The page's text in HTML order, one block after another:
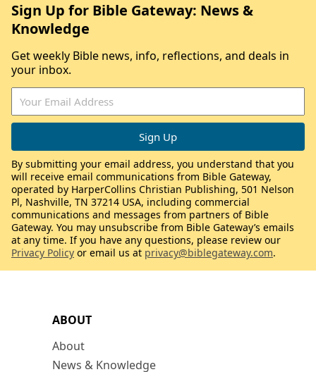
ABOUT
About
News & Knowledge
Sign Up for Bible Gateway: News &
Knowledge
Get weekly Bible news, info, reflections, and deals in
your inbox.
By submitting your email address, you understand that you
will receive email communications from Bible Gateway,
operated by HarperCollins Christian Publishing, 501 Nelson
Pl, Nashville, TN 37214 USA, including commercial
communications and messages from partners of Bible
Gateway. You may unsubscribe from Bible Gateway’s emails
at any time. If you have any questions, please review our
Privacy Policy or email us at privacy@biblegateway.com.